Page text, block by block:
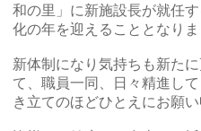
和の里」に新施設長が就任
化の年を迎えることとなりま
新体制になり気持ちも新た
て、職員一同、日々精進し
き立てのほどひとえにお願い